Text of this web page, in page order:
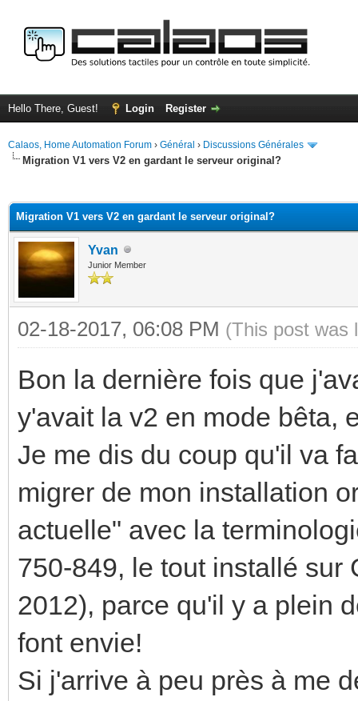
Hello There, Guest! Login Register
Calaos, Home Automation Forum › Général › Discussions Générales
Migration V1 vers V2 en gardant le serveur original?
Migration V1 vers V2 en gardant le serveur original?
Yvan
Junior Member
02-18-2017, 06:08 PM (This post was
Bon la dernière fois que
y'avait la v2 en mode bêta,
Je me dis du coup qu'il va
migrer de mon installation
actuelle" avec la
750-849, le tout installé sur
2012), parce qu'il y a plein
font envie!
Si j'arrive à peu près à me